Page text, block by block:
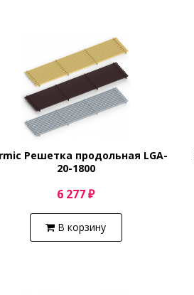
Решетка продольная LGA-
20-1800
6 277 ₽
В корзину